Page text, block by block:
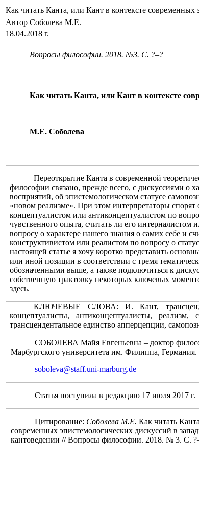
Как читать Канта, или Кант в контексте современных
Автор Соболева М.Е.
18.04.2018 г.
Вопросы философии. 2018. №3. С. ?‒?
Как читать Канта, или Кант в контексте
М.Е. Соболева
Переоткрытие Канта в современной
философии связано, прежде всего, с дискуссиями о
восприятий, об эпистемологическом статусе
«новом реализме». При этом интерпретаторы спорят
концептуалистом или антиконцептуалистом по
чувственного опыта, считать ли его интерналистом
вопросу о характере нашего знания о самих себе и
конструктивистом или реалистом по вопросу о
настоящей статье я хочу коротко представить
или иной позиции в соответствии с тремя
обозначенными выше, а также подключиться к
собственную трактовку некоторых ключевых
здесь.
КЛЮЧЕВЫЕ СЛОВА: И. Кант,
концептуалисты, антиконцептуалисты, реализм,
трансцендентальное единство апперцепции,
СОБОЛЕВА Майя Евгеньевна ‒ доктор
Марбургского университета им. Филиппа, Германия.
soboleva@staff.uni-marburg.de
Статья поступила в редакцию 17 июля 2017 г.
Цитирование: Соболева М.Е. Как читать
современных эпистемологических дискуссий в
кантоведении // Вопросы философии. 2018. № 3. С.